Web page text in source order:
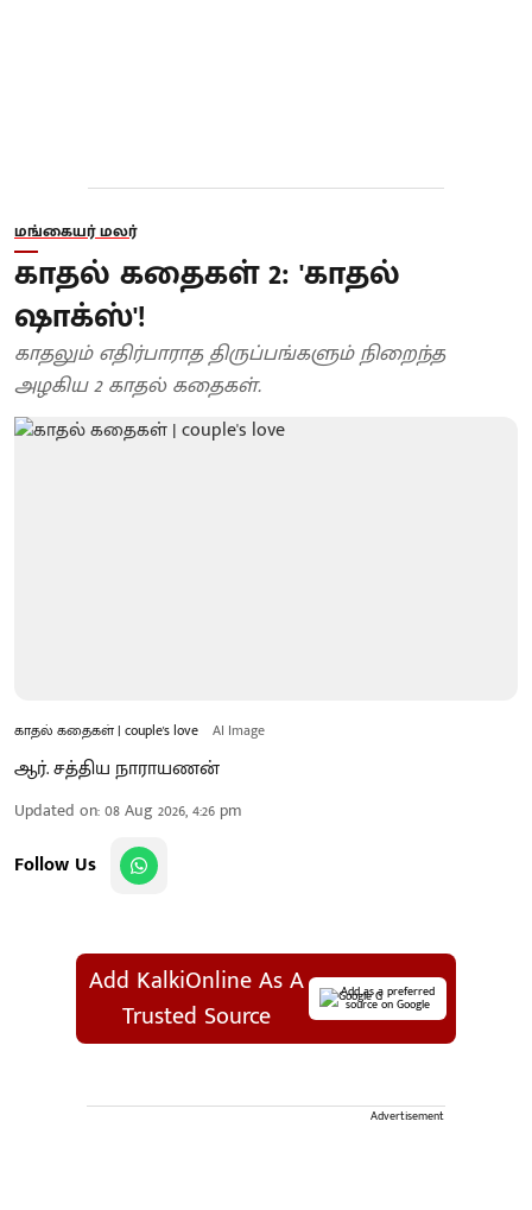
மங்கையர் மலர்
காதல் கதைகள் 2: 'காதல்
ஷாக்ஸ்'!
காதலும் எதிர்பாராத திருப்பங்களும் நிறைந்த
அழகிய 2 காதல் கதைகள்.
காதல் கதைகள் | couple's love AI Image
ஆர். சத்திய நாராயணன்
Updated on:08 Aug 2026, 4:26 pm
Follow Us
Add KalkiOnline As A
Trusted Source
Add as a preferred
source on Google
Advertisement